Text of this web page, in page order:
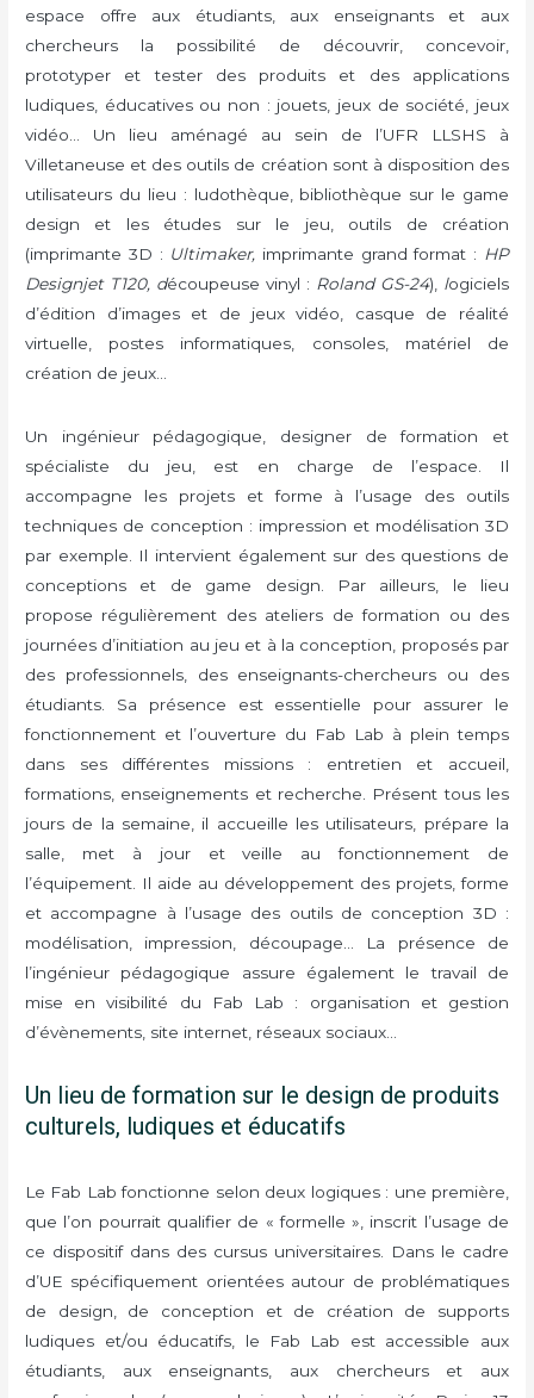
espace offre aux étudiants, aux enseignants et aux
chercheurs la possibilité de découvrir, concevoir,
prototyper et tester des produits et des applications
ludiques, éducatives ou non : jouets, jeux de société, jeux
vidéo… Un lieu aménagé au sein de l’UFR LLSHS à
Villetaneuse et des outils de création sont à disposition des
utilisateurs du lieu : ludothèque, bibliothèque sur le game
design et les études sur le jeu, outils de création
(imprimante 3D : Ultimaker, imprimante grand format : HP
Designjet T120, découpeuse vinyl : Roland GS-24), logiciels
d’édition d’images et de jeux vidéo, casque de réalité
virtuelle, postes informatiques, consoles, matériel de
création de jeux…
Un ingénieur pédagogique, designer de formation et
spécialiste du jeu, est en charge de l’espace. Il
accompagne les projets et forme à l’usage des outils
techniques de conception : impression et modélisation 3D
par exemple. Il intervient également sur des questions de
conceptions et de game design. Par ailleurs, le lieu
propose régulièrement des ateliers de formation ou des
journées d’initiation au jeu et à la conception, proposés par
des professionnels, des enseignants-chercheurs ou des
étudiants. Sa présence est essentielle pour assurer le
fonctionnement et l’ouverture du Fab Lab à plein temps
dans ses différentes missions : entretien et accueil,
formations, enseignements et recherche. Présent tous les
jours de la semaine, il accueille les utilisateurs, prépare la
salle, met à jour et veille au fonctionnement de
l’équipement. Il aide au développement des projets, forme
et accompagne à l’usage des outils de conception 3D :
modélisation, impression, découpage… La présence de
l’ingénieur pédagogique assure également le travail de
mise en visibilité du Fab Lab : organisation et gestion
d’évènements, site internet, réseaux sociaux…
Un lieu de formation sur le design de produits
culturels, ludiques et éducatifs
Le Fab Lab fonctionne selon deux logiques : une première,
que l’on pourrait qualifier de « formelle », inscrit l’usage de
ce dispositif dans des cursus universitaires. Dans le cadre
d’UE spécifiquement orientées autour de problématiques
de design, de conception et de création de supports
ludiques et/ou éducatifs, le Fab Lab est accessible aux
étudiants, aux enseignants, aux chercheurs et aux